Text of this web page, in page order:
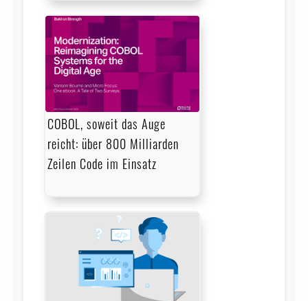
COBOL, soweit das Auge
reicht: über 800 Milliarden
Zeilen Code im Einsatz